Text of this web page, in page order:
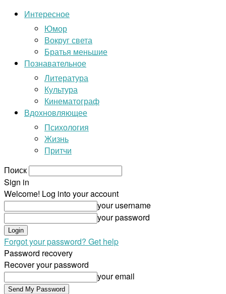
Интересное
Юмор
Вокруг света
Братья меньшие
Познавательное
Литература
Культура
Кинематограф
Вдохновляющее
Психология
Жизнь
Притчи
Поиск
Sign in
Welcome! Log into your account
your username
your password
Forgot your password? Get help
Password recovery
Recover your password
your email